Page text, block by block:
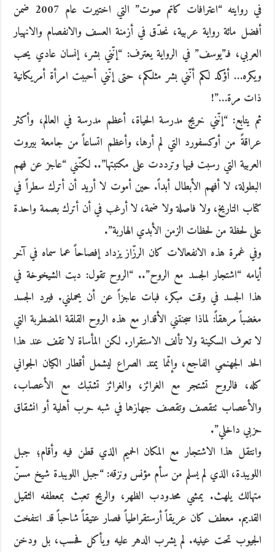
في روايته “اعترافات كاتم صوت” التي اختيرت عام 2007 ضمن
أفضل مائة رواية عربية، نحدّق في أزمنة العسف والانفصام والانهيار
العربي، فـ”يوسف” في الرواية يعترف: “إنّني بشر، إنسان عادي يحب
ويكره… أؤكد لكم أنّني بشر مثلكم، حتى إنّني أحببت امرأة أمريكانية
ذات مرة…”!
ثم يتابع: “إنّني خريج مدرسة الحياة، أعظم مدرسة في العالم، وأكثر
عراقةً من أوكسفورد التي لم أرها، وأعظم اتساعاً من جامعة بيروت
العربية التي رسبت فيها وترددت على مكتبتها”.. لكنّني “عاجز عن فهم
البطولة، لا أفهم الأبطال أبداً. حين أموت لا أريد أن أترك سطراً في
كتاب التاريخ، ولا فاصلة ولا ضمة، لا أرغب في أن أترك بصمة واحدة
على لحظة من لحظات الزمن الأبدي الهاربة”.
وفي غمرة هذه الانفعالات كان الرزّاز يزداد إفصاحاً عما سماه في آخر
أيامه “اشتجار الجسد مع الروح”.. “الروح تقول: دبت الشيخوخة في
هذا الجسد في وقت مبكر، فبات عاجزاً عن أن يحملني. فيرد الجسد
مغضباً مرهقاً: لماذا سجنتني الأقدار مع هذه الروح القلقة المضطربة التي
لا تعرف السكينة ولا تألف الاستقرار. لكن المأساة لا تقف عند هذا
الحد الجهنمي الفاجع، وإنّما يمتد الصراع ليشمل أقطار الكيان الجواني
كله، فالروح تشتجر مع الغرائز، والغرائز تشتبك مع الأعصاب،
والأعصاب تتقصف وتقصف جهازها في شبه حرب أهلية أو انشقاق
حزبي داخلي”.
وانتقل هذا الاشتجار مع المكان الحميم الذي قطن فيه وأقام؛ جبل
اللويبدة، الذي لم يسلم من سأم مؤنس ونزقه: “جبل اللويبدة شيخ مسنّ
متهالك يلهث. يمشي محدودب الظهر، والريح تعبث بمعطفه الثقيل
القديم. معطف كان عريقاً أرستقراطياً فصار عتيقاً شاحباً قد انتفخت
الجيوب تحت عينيه. لم يشرب الدهر عليه ويأكل فحسب، بل ودخن